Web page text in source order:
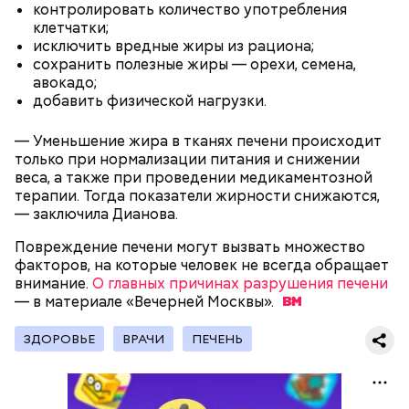
контролировать количество употребления
клетчатки;
исключить вредные жиры из рациона;
сохранить полезные жиры — орехи, семена,
авокадо;
добавить физической нагрузки.
— Уменьшение жира в тканях печени происходит
только при нормализации питания и снижении
веса, а также при проведении медикаментозной
терапии. Тогда показатели жирности снижаются,
— заключила Дианова.
Повреждение печени могут вызвать множество
факторов, на которые человек не всегда обращает
внимание. О главных причинах разрушения печени
— в материале «Вечерней Москвы».
ЗДОРОВЬЕ ВРАЧИ ПЕЧЕНЬ
Поляков предупредил: не стоит собирать грибы у
обочин дорог или рядом с промышленными
предприятиями, так как они могут накапливать в
себе токсические вещества.
— Может пробить заряд на человека. Нужно вести
зверя, затаиться, — добавил академик.
активность Эль-Ниньо может
отразиться на предстоящем лете
По его словам, молния может распасться, улететь
или просто погаснуть. Однако есть риск, что она
может и взорваться.
Одним из запоминающихся событий того периода
для Макеева стал футбольный матч между
киевским «Динамо» и мадридским «Атлетико»,
который состоялся 3 мая в Киеве. Полк Макеева жил
в палатках в лесу около Варовичей, в 12 километрах
от Припяти. А солдатам очень хотелось увидеть
трансляцию матча. Макеев поехал к секретарю
партийной организации колхоза и попросил
одолжить телевизор.
секретарь партийной организации сжалился и
выделил нам цветной телевизор. И мы вечером
смогли посмотреть матч, — вспоминает он.